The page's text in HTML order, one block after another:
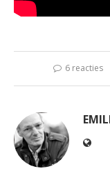
6 reacties